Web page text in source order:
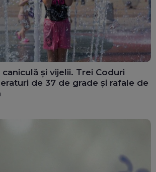
și vijelii. Trei Coduri
de 37 de grade și rafale de